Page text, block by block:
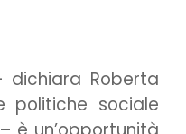
dichiara Roberta
politiche sociale